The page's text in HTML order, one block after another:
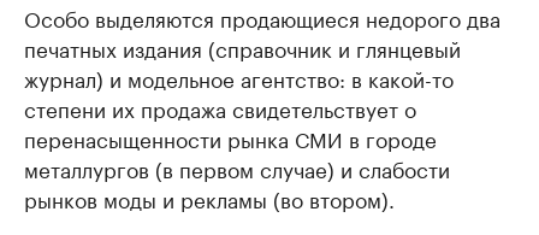
Особо выделяются продающиеся недорого два
печатных издания (справочник и глянцевый
журнал) и модельное агентство: в какой-то
степени их продажа свидетельствует о
перенасыщенности рынка СМИ в городе
металлургов (в первом случае) и слабости
рынков моды и рекламы (во втором).